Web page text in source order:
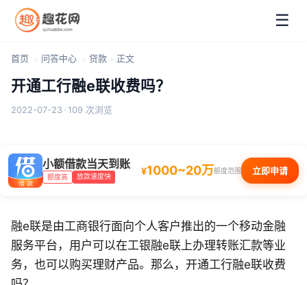
☰
首页 问答中心 贷款 正文
开通工行融e联收费吗？
2022-07-23 · 109 次浏览
小额借款当天到账
额度高 放款速度快 ¥1000~20万额度范围 立即申请
融e联是由工商银行面向个人客户推出的一个移动金融
服务平台，用户可以在工银融e联上办理转账汇款等业
务，也可以购买理财产品。那么，开通工行融e联收费